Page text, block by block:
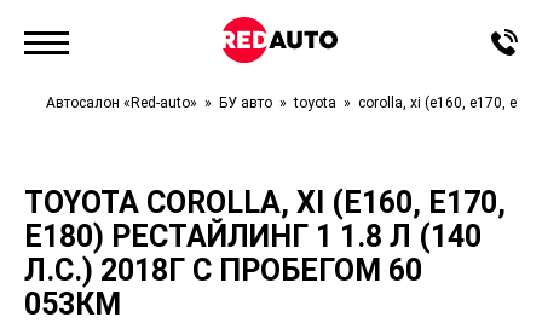
Автосалон «Red-auto» БУ авто toyota corolla, xi (e160, e170,
TOYOTA COROLLA, XI (E160, E170,
E180) РЕСТАЙЛИНГ 1 1.8 Л (140
Л.С.) 2018Г С ПРОБЕГОМ 60
053КМ